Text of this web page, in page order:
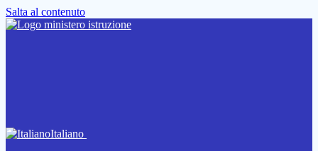
Salta al contenuto
Italiano